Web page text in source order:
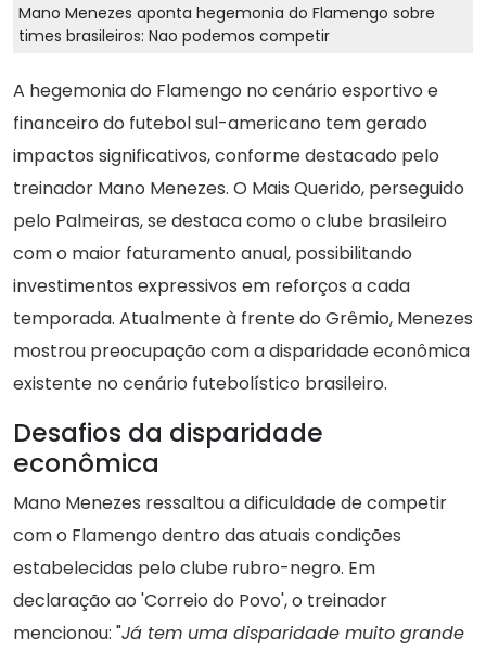
Mano Menezes aponta hegemonia do Flamengo sobre
times brasileiros: Nao podemos competir
A hegemonia do Flamengo no cenário esportivo e
financeiro do futebol sul-americano tem gerado
impactos significativos, conforme destacado pelo
treinador Mano Menezes. O Mais Querido, perseguido
pelo Palmeiras, se destaca como o clube brasileiro
com o maior faturamento anual, possibilitando
investimentos expressivos em reforços a cada
temporada. Atualmente à frente do Grêmio, Menezes
mostrou preocupação com a disparidade econômica
existente no cenário futebolístico brasileiro.
Desafios da disparidade
econômica
Mano Menezes ressaltou a dificuldade de competir
com o Flamengo dentro das atuais condições
estabelecidas pelo clube rubro-negro. Em
declaração ao 'Correio do Povo', o treinador
mencionou: "Já tem uma disparidade muito grande